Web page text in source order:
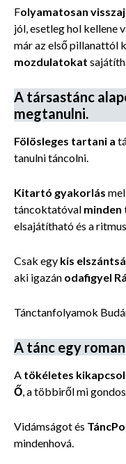
Folyamatosan
jól, esetleg hol kellene
már az első pillanattól
mozdulatokat
A társastánc
megtanulni.
Fölösleges tartani a
tanulni táncolni.
Kitartó gyakorlás
táncoktatóval minden
elsajátítható és a
Csak egy kis
aki igazán odafigyel
Tánctanfolyamok
A tánc egy
A tökéletes
Ő, a többiről mi
Vidámságot és
mindenhová.